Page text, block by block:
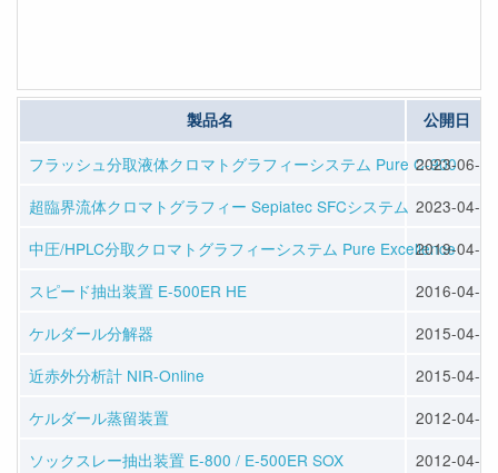
製品名 公開日
フラッシュ分取液体クロマトグラフィーシステム Pure C-900
2023-06-07
超臨界流体クロマトグラフィー Sepiatec SFCシステム 2023-04-14
中圧/HPLC分取クロマトグラフィーシステム Pure Excellence
2019-04-22
スピード抽出装置 E-500ER HE
2016-04-13
ケルダール分解器
2015-04-10
近赤外分析計 NIR-Online
2015-04-10
ケルダール蒸留装置
2012-04-25
ソックスレー抽出装置 E-800 / E-500ER SOX
2012-04-25